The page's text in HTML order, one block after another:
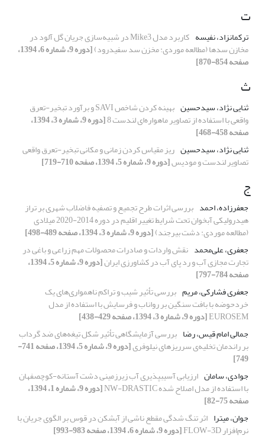
ت
ترکمانزاد، نفیسه کاربرد مدل Mike3 در شبیه‌سازی جریان گل آلود در
مخازن سدها (مطالعه موردی: مخزن سد سفیدرود) [دوره 9، شماره 6، 1394،
صفحه 854-870]
ث
ثنایی نژاد، سیدحسین بهینه کردن شاخص SAVI و برآورد تبخیر-تعرق
واقعی با استفاده از تصاویر ماهواره‌ای لندست 8 [دوره 9، شماره 3، 1394،
صفحه 458-468]
ثنایی نژاد، سیدحسین ریز مقیاس کردن زمانی و مکانی تبخیر-تعرق واقعی
تصاویر لندست و مودیس[دوره 9، شماره 5، 1394، صفحه 710-719]
ج
جعفرزاده، احمد بررسی اثرات طرح تجمیع و تصفیه فاضلاب شهری بر تراز
هیدرولیکی آبخوان تحت شرایط تغییر اقلیم در دوره 2014-2020 میلادی
(مطالعه موردی: دشت بیرجند)[دوره 9، شماره 3، 1394، صفحه 489-498]
جعفری، علی‌محمد نقش واردات و صادرات محصولات مهم زراعی و باغی در
تجارت مجازی آب و رد پای آب در کشاورزی ایران [دوره 9، شماره 5، 1394،
صفحه 784-797]
جعفری فشارکی، مریم بررسی تأثیر شیب و تراکم ناهمواری‌‌های یک
خردحوضه با بافت سنگین بر رواناب و فرسایش با استفاده از مدل
EUROSEM[دوره 9، شماره 3، 1394، صفحه 429-438]
جمالی امام قیس، رضا بررسی آزمایشگاهی تأثیر شکل تیغه‌های ضد گرداب
بر راندمان تخلیه‌ی سرریزهای نیلوفری [دوره 9، شماره 5، 1394، صفحه 741-
749]
جوادی، سامان ارزیابی آسیب‏پذیری آب زیرزمینی دشت آستانه-کوچصفهان
با استفاده از مدل اصلاح شده NW-DRASTIC [دوره 9، شماره 1، 1394،
صفحه 75-82]
جوان، میترا اثر تنگ ‌شدگی مقطع ناشی از آبشکن در قوس بر الگوی جریان با
نرم‌افزار FLOW-3D [دوره 9، شماره 6، 1394، صفحه 983-993]